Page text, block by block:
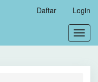
Daftar Login